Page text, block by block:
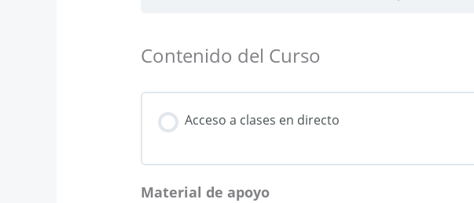
Contenido del Curso
Acceso a clases en directo
Material de apoyo